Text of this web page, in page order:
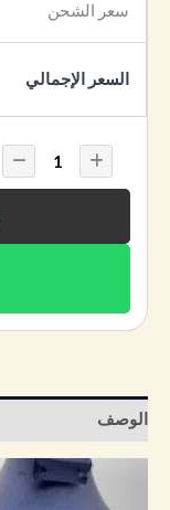
سعر الشحن
السعر الإجمالي
الوصف